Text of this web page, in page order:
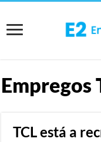
Empregos
TCL está a